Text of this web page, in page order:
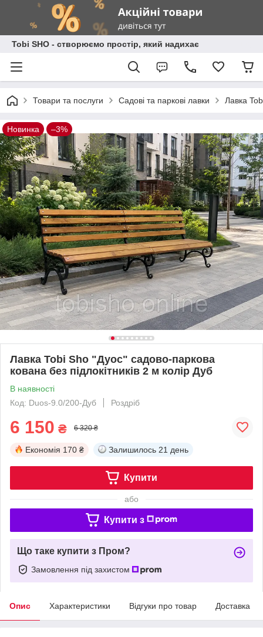
Tobi SHO - створюємо простір, який надихає
Товари та послуги Садові та паркові лавки Лавка
Новинка –3%
Лавка Tobi Sho "Дуос" садово-паркова
кована без підлокітників 2 м колір Дуб
В наявності
Код: Duos-9.0/200-Дуб
Роздріб
6 150 ₴ 6 320 ₴
Економія 170 ₴ Залишилось 21 день
Купити
або
Купити з
Що таке купити з Пром?
Замовлення під захистом
Опис Характеристики Відгуки про товар Доставка